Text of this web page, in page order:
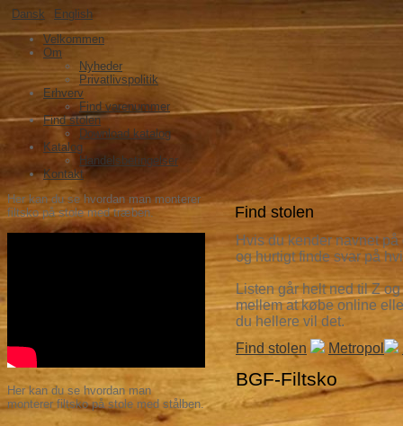
Dansk
English
Velkommen
Om
Nyheder
Privatlivspolitik
Erhverv
Find varenummer
Find stolen
Download katalog
Katalog
Handelsbetingelser
Kontakt
Her kan du se hvordan man monterer
filtsko på stole med træben.
Her kan du se hvordan man
monterer filtsko på stole med stålben.
Find stolen
Hvis du kender navnet på
og hurtigt finde svar på
Listen går helt ned til Z og
mellem at købe online
du hellere vil det.
Find stolen
Metropol
BGF-Filtsko